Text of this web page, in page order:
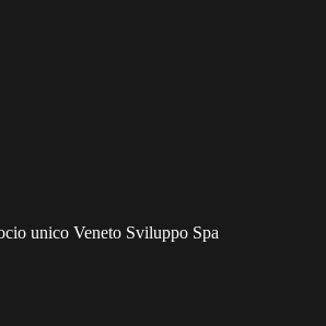
unico Veneto Sviluppo Spa